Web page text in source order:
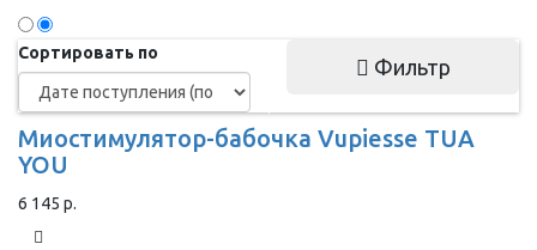
Сортировать по
Фильтр
Миостимулятор-бабочка Vupiesse TUA
YOU
6 145 р.